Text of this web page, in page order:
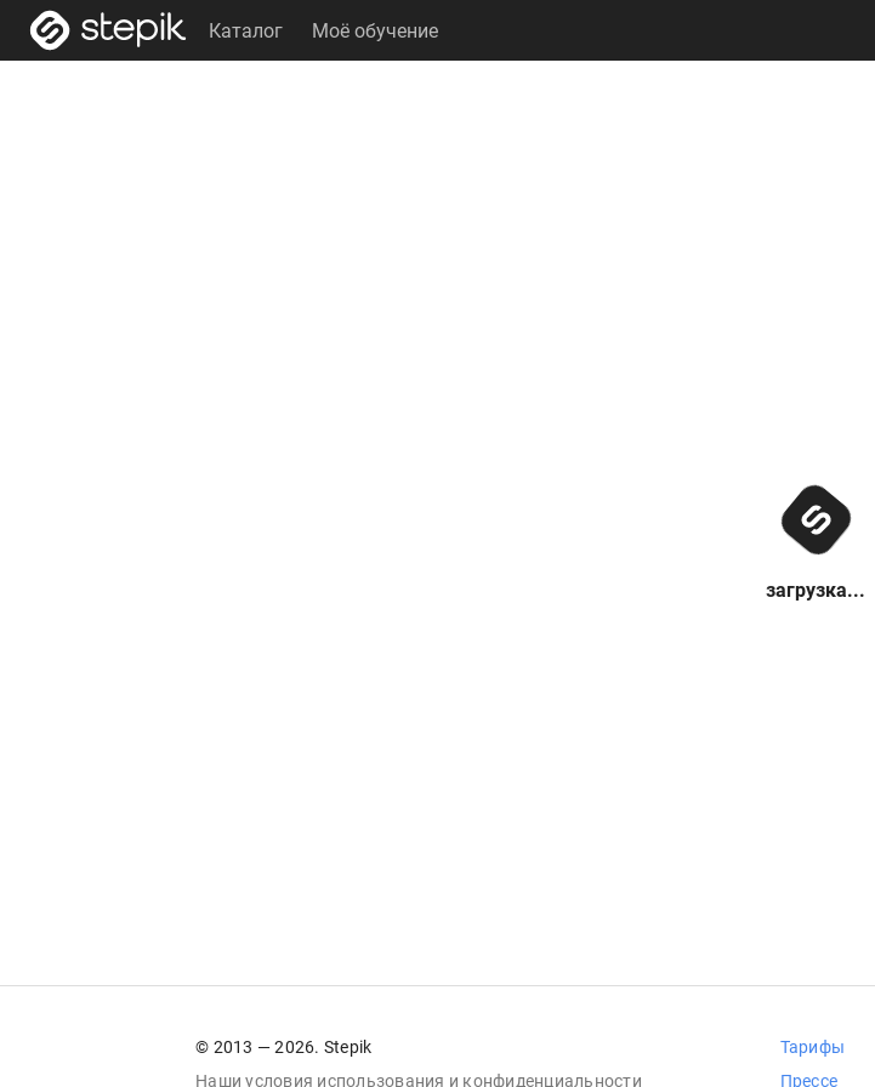
Каталог Моё обучение
загрузка...
© 2013 — 2026. Stepik
Наши условия использования и конфиденциальности
Тарифы
Прессе